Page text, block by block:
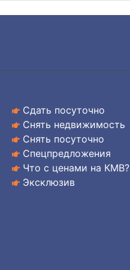
Сдать посуточно
Снять недвижимость
Снять посуточно
Спецпредложения
Что с ценами на КМВ?
Эксклюзив